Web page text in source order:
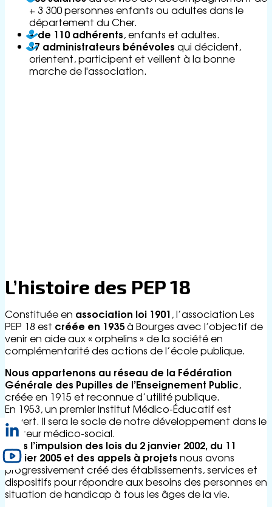
n
t
a
c
t
+ 3 300 personnes enfants ou adultes dans le
département du Cher.
+ de 110 adhérents, enfants et adultes.
17 administrateurs bénévoles qui décident,
orientent, participent et veillent à la bonne
marche de l'association.
L’histoire des PEP 18
Constituée en association loi 1901, l’association Les
PEP 18 est créée en 1935à Bourges avec l’objectif de
venir en aide aux « orphelins » de la société en
complémentarité des actions de l’école publique.
Nous appartenons au réseau de la Fédération
Générale des Pupilles de l’Enseignement Public,
créée en 1915 et reconnue d’utilité publique.
En 1953, un premier Institut Médico-Éducatif est
ouvert. Il sera le socle de notre développement dans le
secteur médico-social.
Sous l’impulsion des lois du 2 janvier 2002, du 11
février 2005 et des appels à projets nous avons
progressivement créé des établissements, services et
dispositifs pour répondre aux besoins des personnes en
situation de handicap à tous les âges de la vie.